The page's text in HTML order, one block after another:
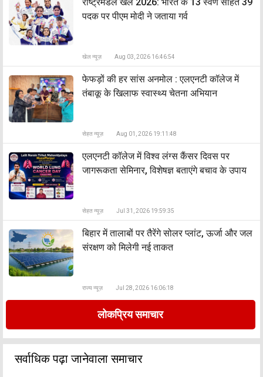
पदक पर पीएम मोदी ने जताया गर्व
खेल न्यूज़ Aug 03, 2026 16:46:54
फेफड़ों की हर सांस अनमोल : एलएनटी कॉलेज में
तंबाकू के खिलाफ स्वास्थ्य चेतना अभियान
सेहत न्यूज़ Aug 01, 2026 19:11:48
एलएनटी कॉलेज में विश्व लंग्स कैंसर दिवस पर
जागरूकता सेमिनार, विशेषज्ञ बताएंगे बचाव के उपाय
सेहत न्यूज़ Jul 31, 2026 19:59:35
बिहार में तालाबों पर तैरेंगे सोलर प्लांट, ऊर्जा और जल
संरक्षण को मिलेगी नई ताकत
राज्य न्यूज़ Jul 28, 2026 16:06:18
लोकप्रिय समाचार
सर्वाधिक पढ़ा जानेवाला समाचार